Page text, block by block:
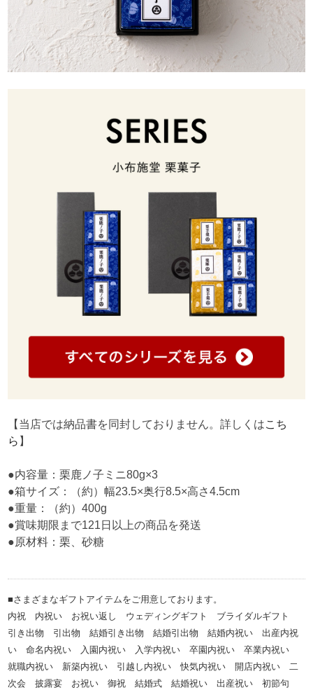
【当店では納品書を同封しておりません。詳しくはこち
ら 】
●内容量：栗鹿ノ子ミニ80g×3
●箱サイズ：（約）幅23.5×奥行8.5×高さ4.5cm
●重量：（約）400g
●賞味期限まで121日以上の商品を発送
●原材料：栗、砂糖
■さまざまなギフトアイテムをご用意しております。
内祝 内祝い お祝い返し ウェディングギフト ブライダルギフト
引き出物 引出物 結婚引き出物 結婚引出物 結婚内祝い 出産内祝
い 命名内祝い 入園内祝い 入学内祝い 卒園内祝い 卒業内祝い
就職内祝い 新築内祝い 引越し内祝い 快気内祝い 開店内祝い 二
次会 披露宴 お祝い 御祝 結婚式 結婚祝い 出産祝い 初節句